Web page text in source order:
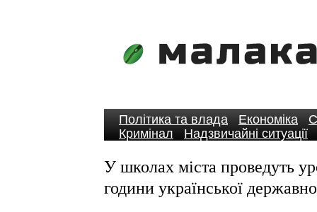
Політика та влада Економіка
Кримінал
Надзвичайні ситуації
У школах міста проведуть
години української